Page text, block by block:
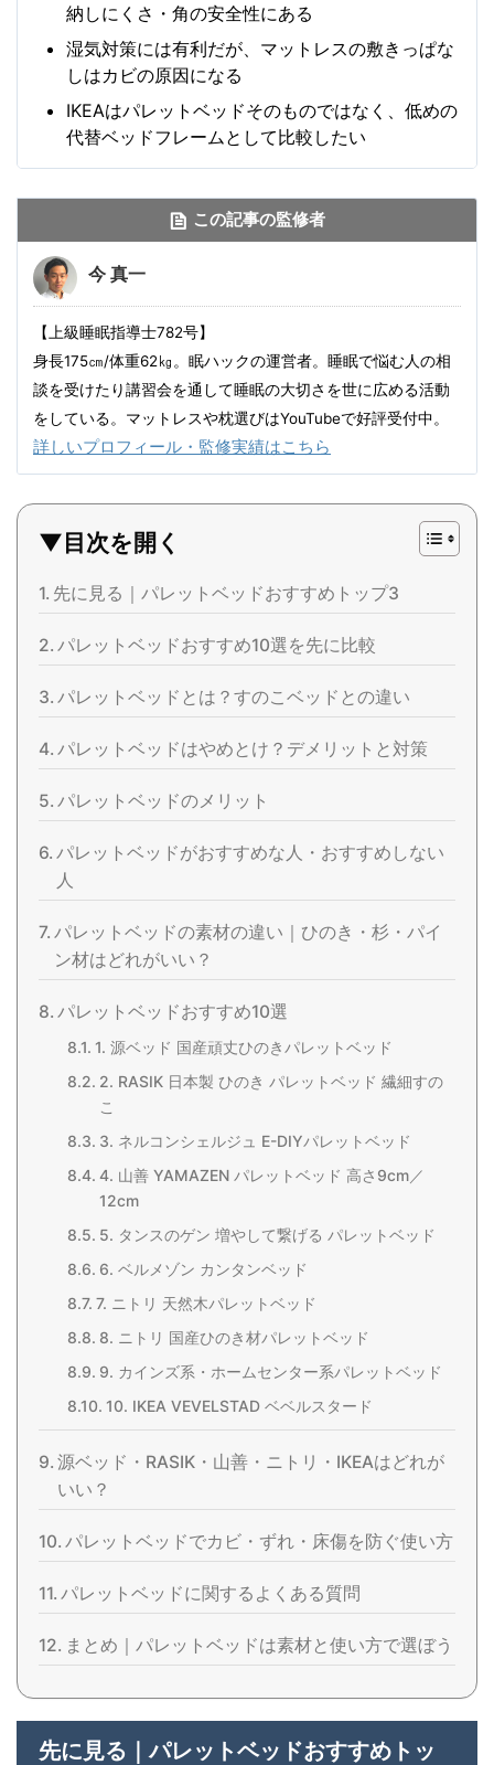
納しにくさ・角の安全性にある
湿気対策には有利だが、マットレスの敷きっぱな
しはカビの原因になる
IKEAはパレットベッドそのものではなく、低めの
代替ベッドフレームとして比較したい
この記事の監修者
今 真一
【上級睡眠指導士782号】
身長175㎝/体重62㎏。眠ハックの運営者。睡眠で悩む人の相
談を受けたり講習会を通して睡眠の大切さを世に広める活動
をしている。マットレスや枕選びはYouTubeで好評受付中。
詳しいプロフィール・監修実績はこちら
▼目次を開く
先に見る｜パレットベッドおすすめトップ3
パレットベッドおすすめ10選を先に比較
パレットベッドとは？すのこベッドとの違い
パレットベッドはやめとけ？デメリットと対策
パレットベッドのメリット
パレットベッドがおすすめな人・おすすめしない
人
パレットベッドの素材の違い｜ひのき・杉・パイ
ン材はどれがいい？
パレットベッドおすすめ10選
1. 源ベッド 国産頑丈ひのきパレットベッド
2. RASIK 日本製 ひのき パレットベッド 繊細すの
こ
3. ネルコンシェルジュ E-DIYパレットベッド
4. 山善 YAMAZEN パレットベッド 高さ9cm／
12cm
5. タンスのゲン 増やして繋げる パレットベッド
6. ベルメゾン カンタンベッド
7. ニトリ 天然木パレットベッド
8. ニトリ 国産ひのき材パレットベッド
9. カインズ系・ホームセンター系パレットベッド
10. IKEA VEVELSTAD ベベルスタード
源ベッド・RASIK・山善・ニトリ・IKEAはどれが
いい？
パレットベッドでカビ・ずれ・床傷を防ぐ使い方
パレットベッドに関するよくある質問
まとめ｜パレットベッドは素材と使い方で選ぼう
先に見る｜パレットベッドおすすめトッ